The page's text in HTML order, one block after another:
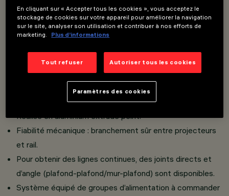
Overview
Version rail 48V (16A) prévue pour le logement de divers
éléments lumineux.
Système de rails à basse tension 48V étudié pour
applications encastrées minimal.
Réalisé en aluminium extrudé peint.
Fiabilité mécanique : branchement sûr entre projecteurs
et rail.
Pour obtenir des lignes continues, des joints directs et
d’angle (plafond-plafond/mur-plafond) sont disponibles.
Système équipé de groupes d’alimentation à commander
En cliquant sur « Accepter tous les cookies », vous acceptez le
stockage de cookies sur votre appareil pour améliorer la navigation
sur le site, analyser son utilisation et contribuer à nos efforts de
marketing.
Plus d’informations
Tout refuser Autoriser tous les cookies
Paramètres des cookies